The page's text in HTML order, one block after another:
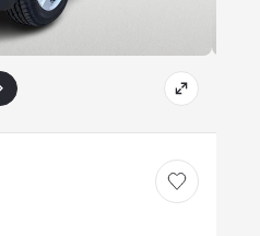
Tallenna auto